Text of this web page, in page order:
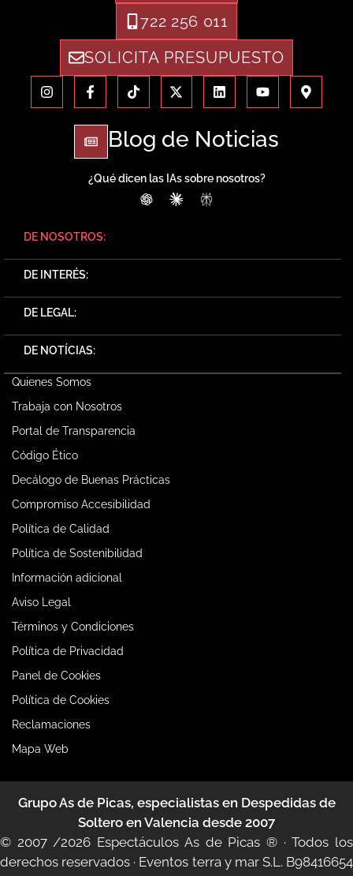
722 256 011
SOLICITA PRESUPUESTO
Blog de Noticias
¿Qué dicen las IAs sobre nosotros?
ChatGPTClaudePerplexity
DE NOSOTROS:
DE INTERÉS:
DE LEGAL:
DE NOTÍCIAS:
Quienes Somos
Trabaja con Nosotros
Portal de Transparencia
Código Ético
Decálogo de Buenas Prácticas
Compromiso Accesibilidad
Política de Calidad
Política de Sostenibilidad
Información adicional
Aviso Legal
Términos y Condiciones
Política de Privacidad
Panel de Cookies
Política de Cookies
Reclamaciones
Mapa Web
Grupo As de Picas, especialistas en Despedidas de
Soltero en Valencia desde 2007
© 2007 /2026 Espectáculos As de Picas ®· Todos los
derechos reservados · Eventos terra y mar S.L. B98416654